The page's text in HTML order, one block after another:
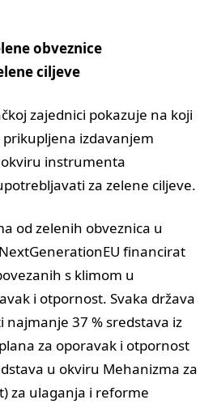
obveznice
ciljeve
zajednici pokazuje na koji
prikupljena izdavanjem
instrumenta
za zelene ciljeve.
od zelenih obveznica u
financirat
s klimom u
i otpornost. Svaka država
najmanje 37 % sredstava iz
za oporavak i otpornost
u okviru Mehanizma za
za ulaganja i reforme